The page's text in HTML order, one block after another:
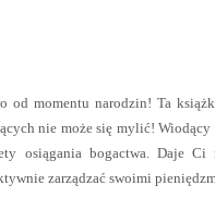
od momentu narodzin! Ta
nie może się mylić! Wiodący
osiągania bogactwa. Daje
zarządzać swoimi